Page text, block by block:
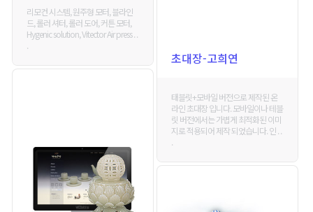
초대장-고희연
태블릿+모바일 버전으로 제작된 온
라인 초대장 입니다. 모바일이나 테블
릿 버전에서는 가볍게 최적화된 이미
지로 적용되어 제작 되었습니다. 인 . .
.
리모컨 시스템, 원주형 모터, 블라인
드, 롤러 셔터, 롤러 도어, 커튼 모터,
Hygenic solution, Vitector Air press . .
.